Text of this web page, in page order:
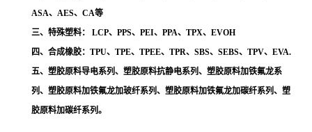
ASA、AES、CA等
三、特殊塑料： LCP、PPS、PEI、PPA、TPX、EVOH
四、合成橡胶：TPU、TPE、TPEE、TPR、SBS、SEBS、TPV、EVA.
五、塑胶原料导电系列、塑胶原料抗静电系列、塑胶原料加铁氟龙系
列、塑胶原料加铁氟龙加玻纤系列、塑胶原料加铁氟龙加碳纤系列、塑
胶原料加碳纤系列。